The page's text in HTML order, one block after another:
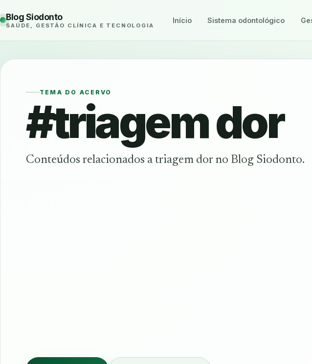
Blog Siodonto
SAÚDE, GESTÃO CLÍNICA E TECNOLOGIA
Início Sistema odontológico
TEMA DO ACERVO
#triagem dor
Conteúdos relacionados a triagem dor no Blog Siodonto.